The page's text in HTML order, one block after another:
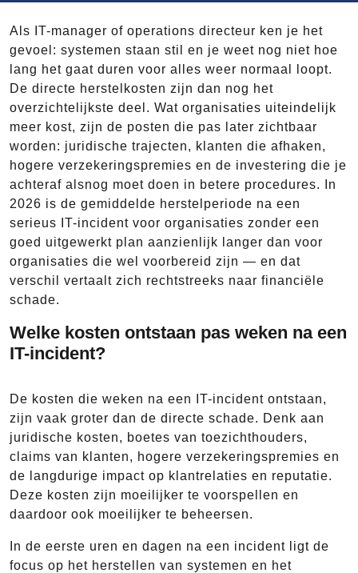
Als IT-manager of operations directeur ken je het
gevoel: systemen staan stil en je weet nog niet hoe
lang het gaat duren voor alles weer normaal loopt.
De directe herstelkosten zijn dan nog het
overzichtelijkste deel. Wat organisaties uiteindelijk
meer kost, zijn de posten die pas later zichtbaar
worden: juridische trajecten, klanten die afhaken,
hogere verzekeringspremies en de investering die je
achteraf alsnog moet doen in betere procedures. In
2026 is de gemiddelde herstelperiode na een
serieus IT-incident voor organisaties zonder een
goed uitgewerkt plan aanzienlijk langer dan voor
organisaties die wel voorbereid zijn — en dat
verschil vertaalt zich rechtstreeks naar financiële
schade.
Welke kosten ontstaan pas weken na een
IT-incident?
De kosten die weken na een IT-incident ontstaan,
zijn vaak groter dan de directe schade. Denk aan
juridische kosten, boetes van toezichthouders,
claims van klanten, hogere verzekeringspremies en
de langdurige impact op klantrelaties en reputatie.
Deze kosten zijn moeilijker te voorspellen en
daardoor ook moeilijker te beheersen.
In de eerste uren en dagen na een incident ligt de
focus op het herstellen van systemen en het